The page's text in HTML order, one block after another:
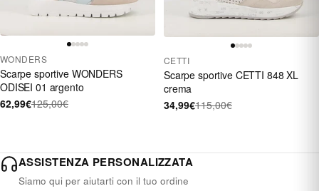
WONDERS
Scarpe sportive WONDERS
ODISEI 01 argento
62,99€125,00€
CETTI
Scarpe sportive CETTI 848 XL
crema
34,99€115,00€
ASSISTENZA PERSONALIZZATA
Siamo qui per aiutarti con il tuo ordine